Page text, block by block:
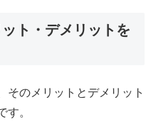
ト・デメリットを
そのメリットとデメリット
す。